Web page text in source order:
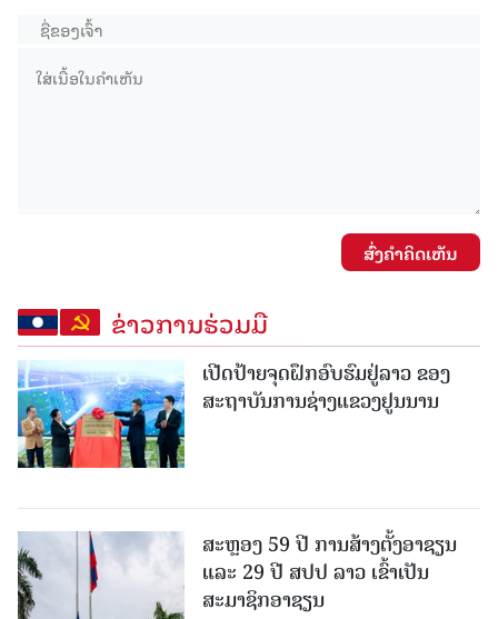
ສົ່ງຄໍາຄິດເຫັນ
ຂ່າວການຮ່ວມມື
ເປີດປ້າຍຈຸດຝຶກອົບຮົມຢູ່ລາວ ຂອງ
ສະຖາບັນການຊ່າງແຂວງຢູນນານ
ສະຫຼອງ 59 ປີ ການສ້າງຕັ້ງອາຊຽນ
ແລະ 29 ປີ ສປປ ລາວ ເຂົ້າເປັນ
ສະມາຊິກອາຊຽນ